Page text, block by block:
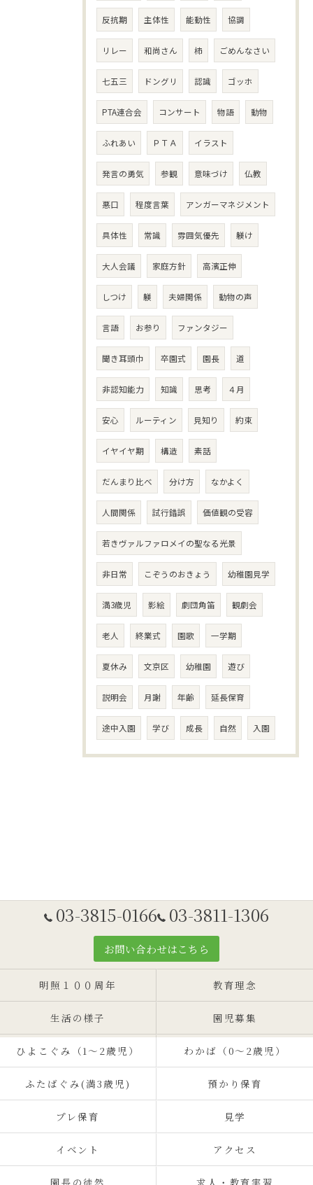
反抗期 主体性 能動性 協調
リレー 和尚さん 柿 ごめんなさい
七五三 ドングリ 認識 ゴッホ
PTA連合会 コンサート 物語 動物
ふれあい ＰＴＡ イラスト
発言の勇気 参観 意味づけ 仏教
悪口 程度言葉 アンガーマネジメント
具体性 常識 雰囲気優先 躾け
大人会議 家庭方針 高濱正伸
しつけ 躾 夫婦関係 動物の声
言語 お参り ファンタジー
聞き耳頭巾 卒園式 園長 道
非認知能力 知識 思考 ４月
安心 ルーティン 見知り 約束
イヤイヤ期 構造 素話
だんまり比べ 分け方 なかよく
人間関係 試行錯誤 価値観の受容
若きヴァルファロメイの聖なる光景
非日常 こぞうのおきょう 幼稚園見学
満3歳児 影絵 劇団角笛 観劇会
老人 終業式 園歌 一学期
夏休み 文京区 幼稚園 遊び
説明会 月謝 年齢 延長保育
途中入園 学び 成長 自然 入園
03-3815-0166 03-3811-1306
お問い合わせはこちら
明照１００周年 教育理念
生活の様子 園児募集
ひよこぐみ（1〜2歳児） わかば（0～2歳児）
ふたばぐみ(満3歳児) 預かり保育
プレ保育 見学
イベント アクセス
園長の徒然 求人・教育実習